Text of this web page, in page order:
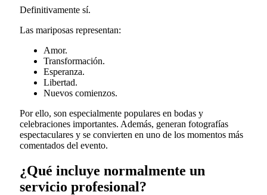
Definitivamente sí.
Las mariposas representan:
Amor.
Transformación.
Esperanza.
Libertad.
Nuevos comienzos.
Por ello, son especialmente populares en bodas y
celebraciones importantes. Además, generan fotografías
espectaculares y se convierten en uno de los momentos más
comentados del evento.
¿Qué incluye normalmente un
servicio profesional?